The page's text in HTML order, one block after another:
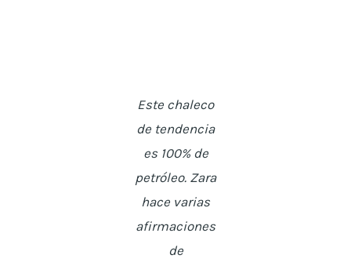
Este chaleco
de tendencia
es 100% de
petróleo. Zara
hace varias
afirmaciones
de